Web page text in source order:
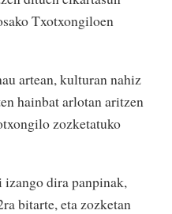
Txotxongiloen
artean, kulturan nahiz
hainbat arlotan aritzen
zozketatuko
dira panpinak,
bitarte, eta zozketan